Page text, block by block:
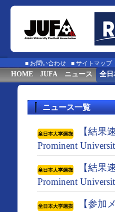
■ お問い合わせ ■ サイトマップ
HOME JUFA ニュース 全日
ニュース一覧
【結果
Prominent
【結果
Prominent
【参加